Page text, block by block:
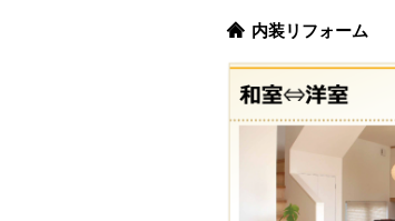
内装リフォーム